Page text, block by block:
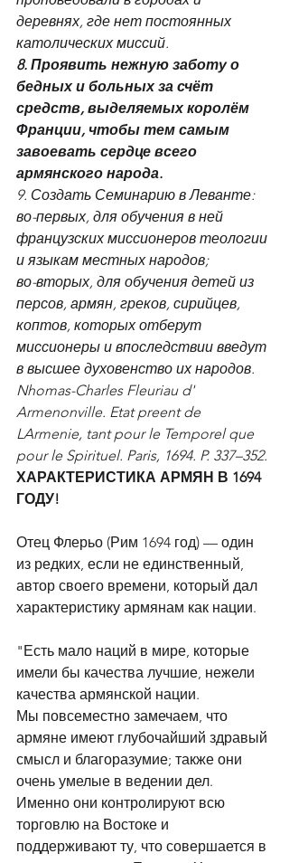
деревнях, где нет постоянных
католических миссий.
8. Проявить нежную заботу о
бедных и больных за счёт
средств, выделяемых королём
Франции, чтобы тем самым
завоевать сердце всего
армянского народа.
9. Создать Семинарию в Леванте:
во-первых, для обучения в ней
французских миссионеров теологии
и языкам местных народов;
во-вторых, для обучения детей из
персов, армян, греков, сирийцев,
коптов, которых отберут
миссионеры и впоследствии введут
в высшее духовенство их народов.
Nhomas-Charles Fleuriau d'
Armenonville. Etat preent de
LArmenie, tant pour le Temporel que
pour le Spirituel. Paris, 1694. P. 337–352.
ХАРАКТЕРИСТИКА АРМЯН В 1694
ГОДУ!
Отец Флерьо (Рим 1694 год) — один
из редких, если не единственный,
автор своего времени, который дал
характеристику армянам как нации.
"Есть мало наций в мире, которые
имели бы качества лучшие, нежели
качества армянской нации.
Мы повсеместно замечаем, что
армяне имеют глубочайший здравый
смысл и благоразумие; также они
очень умелые в ведении дел.
Именно они контролируют всю
торговлю на Востоке и
поддерживают ту, что совершается в